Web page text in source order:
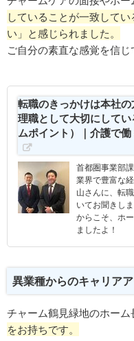
していることが一致して
い」と感じられました。
ご自分の素直な感覚を信じ
転職のきっかけは本社
理職として大切にして
ムポイント）｜介護で
首都圏事業部
業界で豊富な
山さんに、転
いてお聞きし
からこそ、ホ
ましたよ！
異業種からのキャリア
チャーム鶴見緑地のホー
をお持ちです。